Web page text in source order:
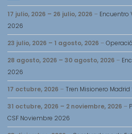
17 julio, 2026 – 26 julio, 2026 – Encuentro
2026
23 julio, 2026 – 1 agosto, 2026 –
28 agosto, 2026 – 30 agosto, 2026 –
2026
17 octubre, 2026 – Tren Misionero
31 octubre, 2026 – 2 noviembre, 2026 –
CSF Noviembre 2026